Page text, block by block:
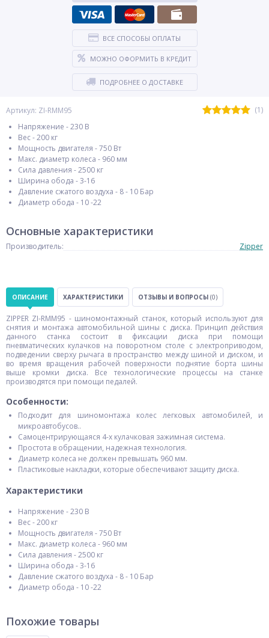
Артикул: ZI-RMM95
(1)
Напряжение - 230 В
Вес - 200 кг
Мощность двигателя - 750 Вт
Макс. диаметр колеса - 960 мм
Сила давления - 2500 кг
Ширина обода - 3-16
Давление сжатого воздуха - 8 - 10 Бар
Диаметр обода - 10 -22
ВСЕ СПОСОБЫ ОПЛАТЫ
МОЖНО ОФОРМИТЬ В КРЕДИТ
ПОДРОБНЕЕ О ДОСТАВКЕ
Основные характеристики
Производитель: Zipper
ОПИСАНИЕ ХАРАКТЕРИСТИКИ ОТЗЫВЫ И ВОПРОСЫ (0)
ZIPPER ZI-RMM95 - шиномонтажный станок, который используют для
снятия и монтажа автомобильной шины с диска. Принцип действия
данного станка состоит в фиксации диска при помощи
пневматических кулачков на поворотном столе с электроприводом,
подведении сверху рычага в пространство между шиной и диском, и
во время вращения рабочей поверхности поднятие борта шины
выше кромки диска. Все технологические процессы на станке
производятся при помощи педалей.
Особенности:
Подходит для шиномонтажа колес легковых автомобилей, и
микроавтобусов..
Самоцентрирующаяся 4-х кулачковая зажимная система.
Простота в обращении, надежная технология.
Диаметр колеса не должен превышать 960 мм.
Пластиковые накладки, которые обеспечивают защиту диска.
Характеристики
Напряжение - 230 В
Вес - 200 кг
Мощность двигателя - 750 Вт
Макс. диаметр колеса - 960 мм
Сила давления - 2500 кг
Ширина обода - 3-16
Давление сжатого воздуха - 8 - 10 Бар
Диаметр обода - 10 -22
Похожие товары